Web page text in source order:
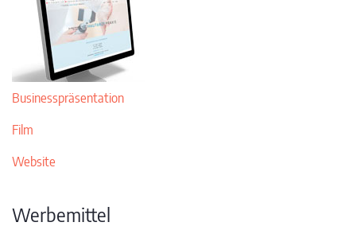
Businesspräsentation
Film
Website
Werbemittel